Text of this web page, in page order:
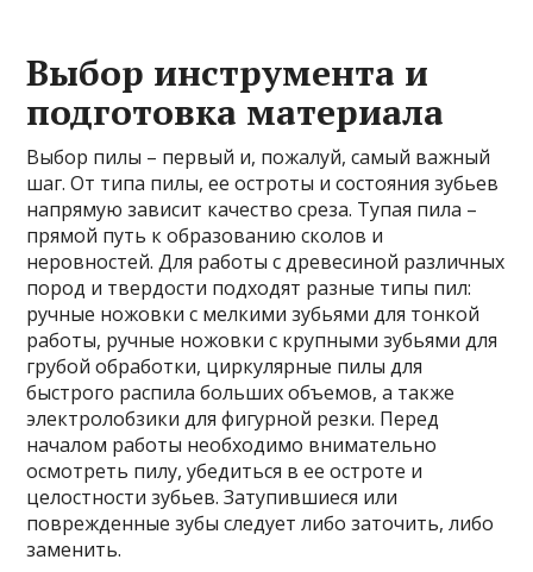
Выбор инструмента и
подготовка материала
Выбор пилы – первый и, пожалуй, самый важный
шаг. От типа пилы, ее остроты и состояния зубьев
напрямую зависит качество среза. Тупая пила –
прямой путь к образованию сколов и
неровностей. Для работы с древесиной различных
пород и твердости подходят разные типы пил:
ручные ножовки с мелкими зубьями для тонкой
работы, ручные ножовки с крупными зубьями для
грубой обработки, циркулярные пилы для
быстрого распила больших объемов, а также
электролобзики для фигурной резки. Перед
началом работы необходимо внимательно
осмотреть пилу, убедиться в ее остроте и
целостности зубьев. Затупившиеся или
поврежденные зубы следует либо заточить, либо
заменить.